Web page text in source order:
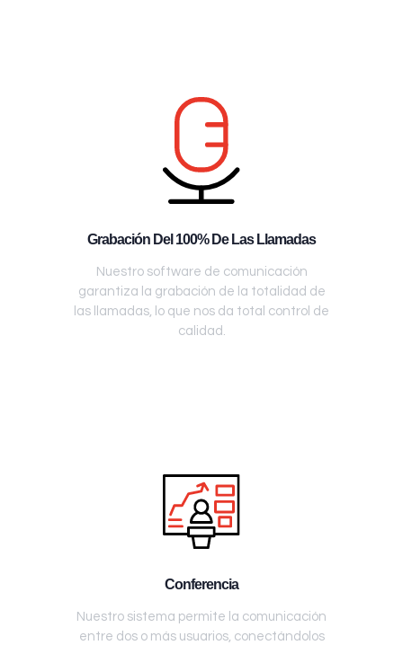
Grabación Del 100% De Las Llamadas
Nuestro software de comunicación
garantiza la grabación de la totalidad de
las llamadas, lo que nos da total control de
calidad.
Conferencia
Nuestro sistema permite la comunicación
entre dos o más usuarios, conectándolos